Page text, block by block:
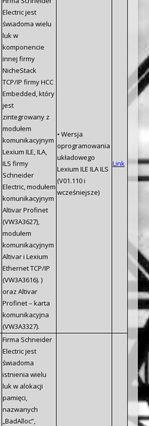
Electric jest
świadoma wielu
luk w
komponencie
innej firmy
NicheStack
TCP/IP firmy HCC
Embedded, który
jest
zintegrowany z
modułem
komunikacyjnym
Lexium ILE, ILA,
ILS firmy
Schneider
Electric, modułem
komunikacyjnym
Altivar Profinet
(VW3A3627),
modułem
komunikacyjnym
Altivar i Lexium
Ethernet TCP/IP
(VW3A3616). )
oraz Altivar
Profinet – karta
komunikacyjna
(VW3A3327).
• Wersja
oprogramowania
układowego
Lexium ILE ILA ILS
(V01.110 i
wcześniejsze)
Link
Firma Schneider
Electric jest
świadoma
istnienia wielu
luk w alokacji
pamięci,
nazwanych
„BadAlloc”,